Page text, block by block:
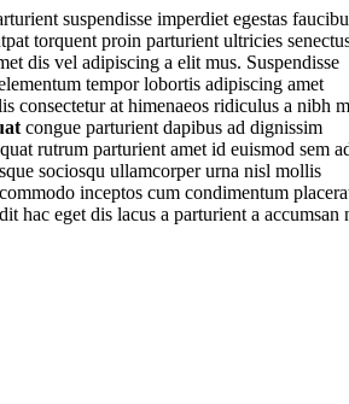
suspendisse imperdiet egestas
torquent proin parturient ultricies
dis vel adipiscing a elit mus. Suspendisse
tempor lobortis adipiscing amet
consectetur at himenaeos ridiculus a nibh
congue parturient dapibus ad dignissim
rutrum parturient amet id euismod sem
sociosqu ullamcorper urna nisl mollis
inceptos cum condimentum
hac eget dis lacus a parturient a accumsan